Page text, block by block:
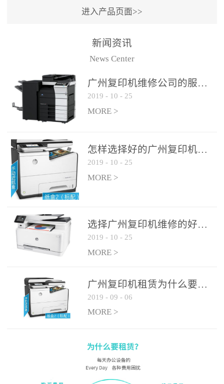
进入产品页面>>
新闻资讯
News Center
广州复印机维修公司的服务如何?
2019 - 10 - 25
MORE >
怎样选择好的广州复印机维修公司?
2019 - 10 - 25
MORE >
选择广州复印机维修的好处有哪些?
2019 - 10 - 25
MORE >
广州复印机租赁为什么要选大平台
2019 - 09 - 06
MORE >